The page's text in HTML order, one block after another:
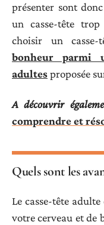
présenter sont
un casse-tête
choisir un
bonheur parmi
adultesproposée
A découvrir
comprendre et
Quels sont les
Le casse-tête
votre cerveau et de